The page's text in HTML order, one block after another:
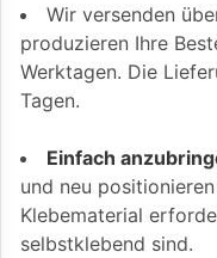
Wir versenden
produzieren Ihre
Werktagen. Die
Tagen.
Einfach
und neu
Klebematerial
selbstklebend sind.